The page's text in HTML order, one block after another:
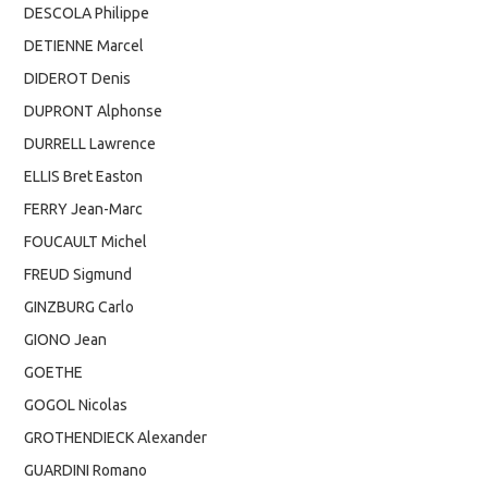
DESCOLA Philippe
DETIENNE Marcel
DIDEROT Denis
DUPRONT Alphonse
DURRELL Lawrence
ELLIS Bret Easton
FERRY Jean-Marc
FOUCAULT Michel
FREUD Sigmund
GINZBURG Carlo
GIONO Jean
GOETHE
GOGOL Nicolas
GROTHENDIECK Alexander
GUARDINI Romano